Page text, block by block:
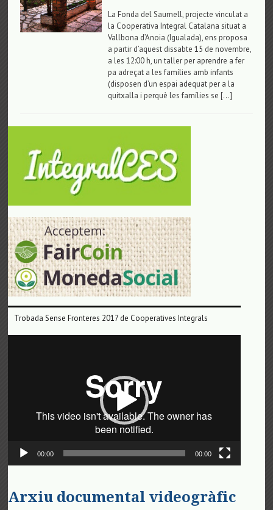
La Fonda del Saumell, projecte vinculat a
la Cooperativa Integral Catalana situat a
Vallbona d’Anoia (Igualada), ens proposa
a partir d’aquest dissabte 15 de novembre,
a les 12:00 h, un taller per aprendre a fer
pa adreçat a les famílies amb infants
(disposen d’un espai adequat per a la
quitxalla i perquè les famílies se […]
Trobada Sense Fronteres 2017 de Cooperatives Integrals
00:00 00:00
Arxiu documental videogràfic